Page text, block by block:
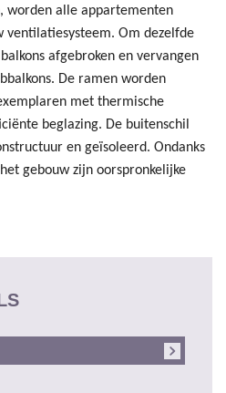
worden alle appartementen
ventilatiesysteem. Om dezelfde
afgebroken en vervangen
De ramen worden
met thermische
beglazing. De buitenschil
en geïsoleerd. Ondanks
gebouw zijn oorspronkelijke